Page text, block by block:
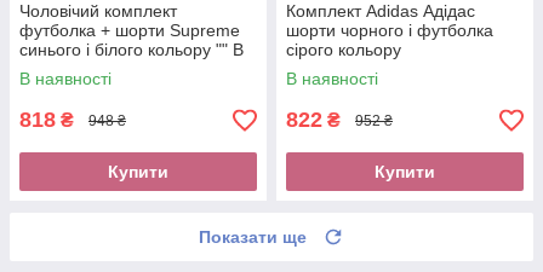
Чоловічий комплект
футболка + шорти Supreme
синього і білого кольору "" В
стилі Supreme ""
В наявності
818 ₴ 948 ₴
Купити
Комплект Adidas Адідас
шорти чорного і футболка
сірого кольору
В наявності
822 ₴ 952 ₴
Купити
Показати ще